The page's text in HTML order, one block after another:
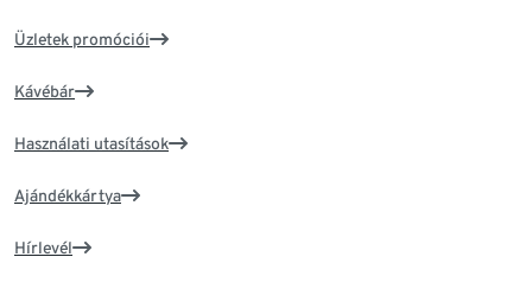
Üzletek promóciói
Kávébár
Használati utasítások
Ajándékkártya
Hírlevél